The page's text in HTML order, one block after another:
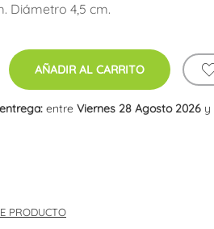
Diámetro 4,5 cm.
AÑADIR AL CARRITO
entre Viernes 28 Agosto 2026 y
PRODUCTO